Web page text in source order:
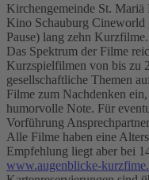
Kirchengemeinde St.
Kino Schauburg
Pause) lang zehn Kurzfilme.
Das Spektrum der Filme
Kurzspielfilmen von bis zu
gesellschaftliche Themen
Filme zum Nachdenken
humorvolle Note. Für
Vorführung
Alle Filme haben eine
Empfehlung liegt aber bei
www.augenblicke-